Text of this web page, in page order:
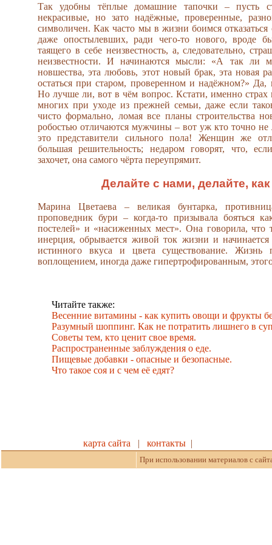
Так удобны тёплые домашние тапочки – пусть
некрасивые, но зато надёжные, проверенные,
символичен. Как часто мы в жизни боимся
даже опостылевших, ради чего-то нового, вроде
таящего в себе неизвестность, а, следовательно,
неизвестности. И начинаются мысли: «А так ли
новшества, эта любовь, этот новый брак, эта новая
остаться при старом, проверенном и надёжном?»
Но лучше ли, вот в чём вопрос. Кстати, именно страх
многих при уходе из прежней семьи, даже если
чисто формально, ломая все планы строительства
робостью отличаются мужчины – вот уж кто точно не
это представители сильного пола! Женщин же
большая решительность; недаром говорят, что,
захочет, она самого чёрта переупрямит.
Делайте с нами, делайте,
Марина Цветаева – великая бунтарка,
проповедник бури – когда-то призывала бояться
постелей» и «насиженных мест». Она говорила, что
инерция, обрывается живой ток жизни и
истинного вкуса и цвета существование. Жизнь
воплощением, иногда даже гипертрофированным,
Читайте также:
Весенние витамины - как купить овощи и фрукты
Разумный шоппинг. Как не потратить лишнего в
Советы тем, кто ценит свое время.
Распространенные заблуждения о еде.
Пищевые добавки - опасные и безопасные.
Что такое соя и с чем её едят?
карта сайта | контакты |
При использовании материалов с